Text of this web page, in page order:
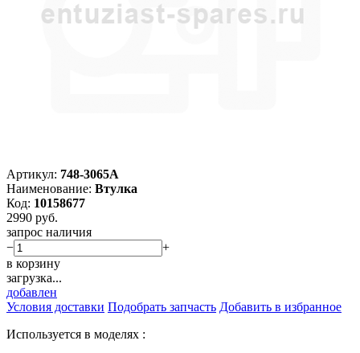
Артикул: 748-3065A
Наименование: Втулка
Код: 10158677
2990 руб.
запрос наличия
−
+
в корзину
загрузка...
добавлен
Условия доставки Подобрать запчасть Добавить в избранное
Используется в моделях :